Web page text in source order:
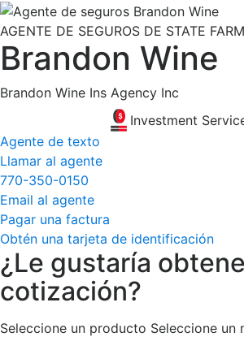
AGENTE DE SEGUROS DE STATE FARM
Brandon Wine
Brandon Wine Ins Agency Inc
Investment
Agente de texto
Llamar al agente
770-350-0150
Email al agente
Pagar una factura
Obtén una tarjeta de identificación
¿Le gustaría
cotización?
Seleccione un producto Seleccione un